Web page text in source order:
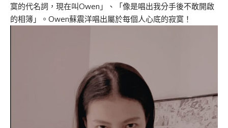
寞的代名詞，現在叫Owen」、「像是唱出我分手後不敢開啟
的相簿」。Owen蘇震洋唱出屬於每個人心底的寂寞！